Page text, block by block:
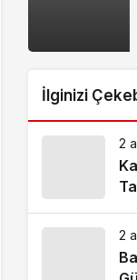
Ücretsiz
İlginizi
2
2